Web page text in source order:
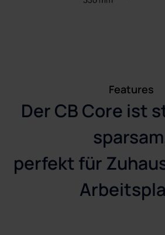
Features
Der CB Core ist
perfekt für